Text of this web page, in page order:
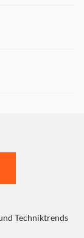
Techniktrends